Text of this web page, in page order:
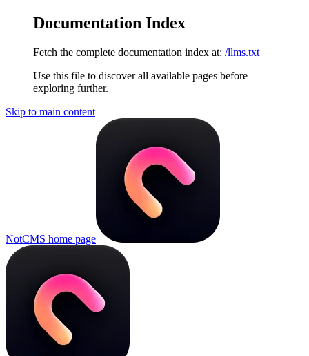
Documentation Index
Fetch the complete documentation index at: /llms.txt
Use this file to discover all available pages before
exploring further.
Skip to main content
NotCMS home page